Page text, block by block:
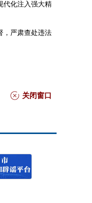
代化注入强大精
，严肃查处违法
关闭窗口